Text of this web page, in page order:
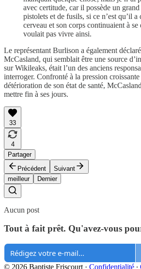
avec certitude, car il possède un
pistolets et de fusils, si ce n’est qu’il a
cerveau et son corps continuaient à
voulait pas vivre ainsi.
Le représentant Burlison a également
McCasland, qui semblait être une source
sur Wikileaks, était l’un des anciens
interroger. Confronté à la pression croissante
détérioration de son état de santé,
mettre fin à ses jours.
33
4
Partager
Précédent
Suivant
meilleur
Dernier
Aucun post
Tout à fait prêt. Qu'avez-vous
© 2026 Baptiste Friscourt · Confidentialité ∙